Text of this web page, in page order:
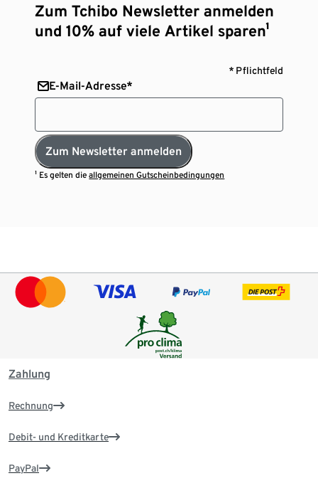
Zum Tchibo Newsletter anmelden
und 10% auf viele Artikel sparen¹
* Pflichtfeld
E-Mail-Adresse*
Zum Newsletter anmelden
¹ Es gelten dieallgemeinen Gutscheinbedingungen
Zahlung
Rechnung
Debit- und Kreditkarte
PayPal